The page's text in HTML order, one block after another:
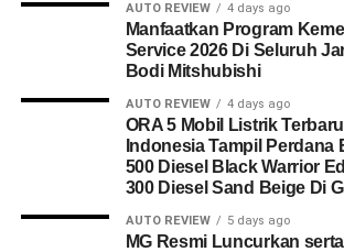
AUTO REVIEW 4 days ago
Manfaatkan Program
Service 2026 Di Seluruh
Bodi Mitshubishi
AUTO REVIEW 4 days ago
ORA 5 Mobil Listrik
Indonesia Tampil Perdana
500 Diesel Black Warrior
300 Diesel Sand Beige Di
AUTO REVIEW 5 days ago
MG Resmi Luncurkan